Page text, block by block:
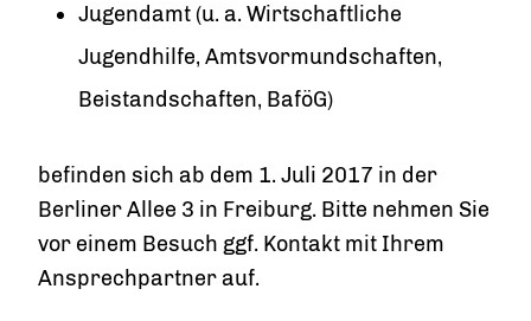
Jugendamt (u. a. Wirtschaftliche
Jugendhilfe, Amtsvormundschaften,
Beistandschaften, BaföG)
befinden sich ab dem 1. Juli 2017 in der
Berliner Allee 3 in Freiburg. Bitte nehmen Sie
vor einem Besuch ggf. Kontakt mit Ihrem
Ansprechpartner auf.